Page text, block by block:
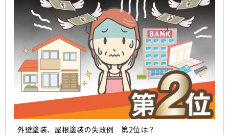
外壁塗装、屋根塗装の失敗例 第2位は？